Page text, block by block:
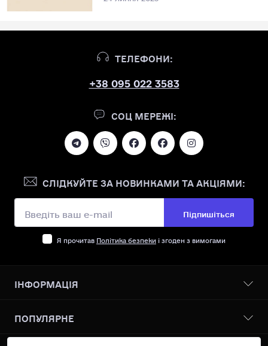
ТЕЛЕФОНИ:
+38 095 022 3583
СОЦ МЕРЕЖІ:
СЛІДКУЙТЕ ЗА НОВИНКАМИ ТА АКЦІЯМИ:
Підпишіться
Я прочитав Політика безпеки і згоден з вимогами
ІНФОРМАЦІЯ
Про нас
Доставка І оплата
ПОПУЛЯРНЕ
Всі товари